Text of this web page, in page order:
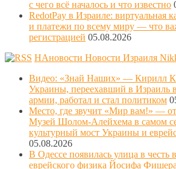
с чего всё началось и что известно
RedotPay в Израиле: виртуальная
и платежи по всему миру — что
регистрацией 05.08.2026
НАновости Новости Израиля
Видео: «Знай Наших» — Кирилл
Украины, переехавший в Израиль
армии, работал и стал политиком
Место, где звучит «Мир вам!» —
Музей Шолом-Алейхема в самом
культурный мост Украины и
05.08.2026
В Одессе появилась улица в честь
еврейского физика Йосифа